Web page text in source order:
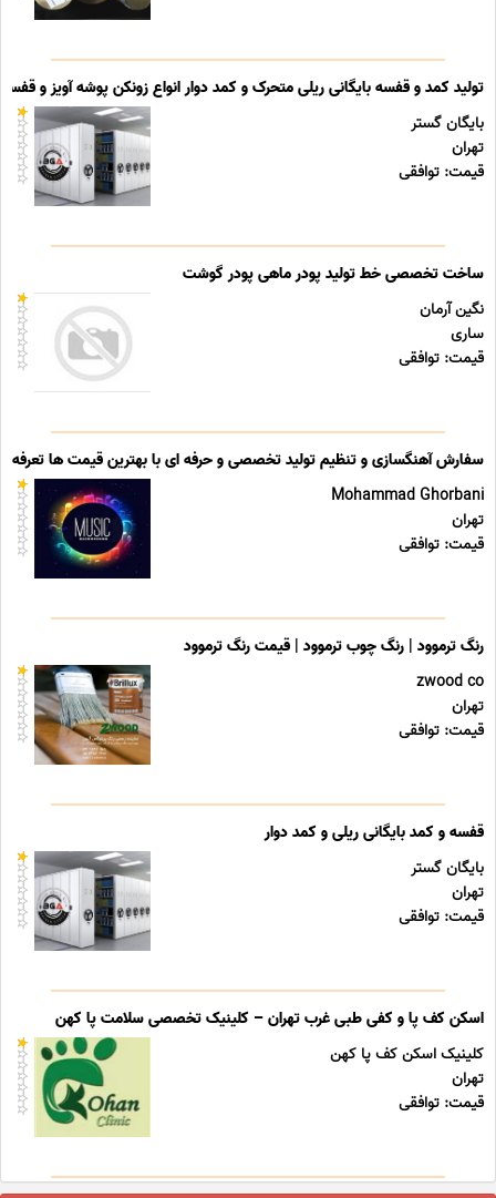
تولید کمد و قفسه بایگانی ریلی متحرک و کمد دوار انواع زونکن پوشه آویز و قفسه
بایگان گستر
تهران
قیمت: توافقی
ساخت تخصصی خط تولید پودر ماهی پودر گوشت
نگین آرمان
ساری
قیمت: توافقی
سفارش آهنگسازی و تنظیم تولید تخصصی و حرفه ای با بهترین قیمت ها تعرفه
Mohammad Ghorbani
تهران
قیمت: توافقی
رنگ ترموود | رنگ چوب ترموود | قیمت رنگ ترموود
zwood co
تهران
قیمت: توافقی
قفسه و کمد بایگانی ریلی و کمد دوار
بایگان گستر
تهران
قیمت: توافقی
اسکن کف پا و کفی طبی غرب تهران – کلینیک تخصصی سلامت پا کهن
کلینیک اسکن کف پا کهن
تهران
قیمت: توافقی